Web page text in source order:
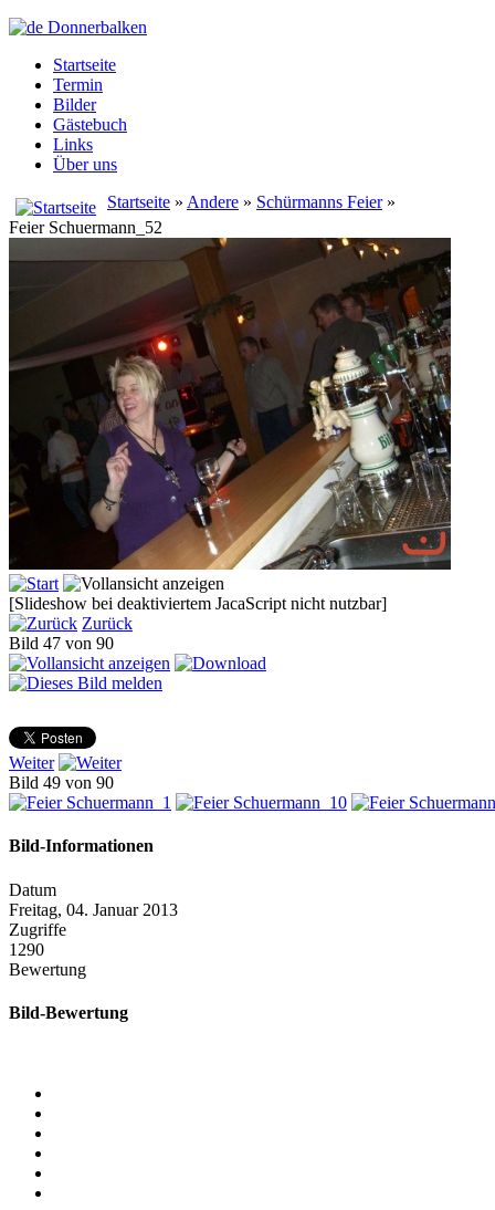
Startseite
Termin
Bilder
Gästebuch
Links
Über uns
Startseite » Andere » Schürmanns Feier»
Feier Schuermann_52
[Slideshow bei deaktiviertem JacaScript nicht nutzbar]
Zurück
Bild 47 von 90
Weiter
Bild 49 von 90
Bild-Informationen
Datum
Freitag, 04. Januar 2013
Zugriffe
1290
Bewertung
Bild-Bewertung